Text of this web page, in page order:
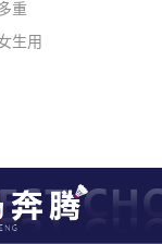
重
生用